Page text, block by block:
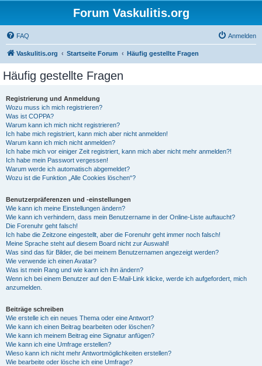
Forum Vaskulitis.org
FAQ Anmelden
Vaskulitis.org Startseite Forum Häufig gestellte Fragen
Häufig gestellte Fragen
Registrierung und Anmeldung
Wozu muss ich mich registrieren?
Was ist COPPA?
Warum kann ich mich nicht registrieren?
Ich habe mich registriert, kann mich aber nicht anmelden!
Warum kann ich mich nicht anmelden?
Ich habe mich vor einiger Zeit registriert, kann mich aber nicht mehr anmelden?!
Ich habe mein Passwort vergessen!
Warum werde ich automatisch abgemeldet?
Wozu ist die Funktion „Alle Cookies löschen“?
Benutzerpräferenzen und -einstellungen
Wie kann ich meine Einstellungen ändern?
Wie kann ich verhindern, dass mein Benutzername in der Online-Liste auftaucht?
Die Forenuhr geht falsch!
Ich habe die Zeitzone eingestellt, aber die Forenuhr geht immer noch falsch!
Meine Sprache steht auf diesem Board nicht zur Auswahl!
Was sind das für Bilder, die bei meinem Benutzernamen angezeigt werden?
Wie verwende ich einen Avatar?
Was ist mein Rang und wie kann ich ihn ändern?
Wenn ich bei einem Benutzer auf den E-Mail-Link klicke, werde ich aufgefordert, mich
anzumelden.
Beiträge schreiben
Wie erstelle ich ein neues Thema oder eine Antwort?
Wie kann ich einen Beitrag bearbeiten oder löschen?
Wie kann ich meinem Beitrag eine Signatur anfügen?
Wie kann ich eine Umfrage erstellen?
Wieso kann ich nicht mehr Antwortmöglichkeiten erstellen?
Wie bearbeite oder lösche ich eine Umfrage?